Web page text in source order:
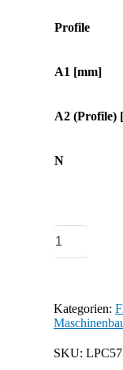
Profile
A1 [mm]
A2 (Profile)
N
Schneidbuchse
Menge
Kategorien:
SKU: